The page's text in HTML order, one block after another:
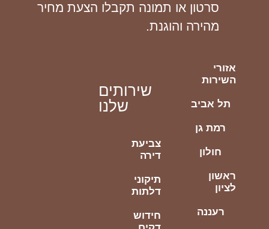
סרטון או תמונה תקבלו הצעת מחיר
מהירה והוגנת.
אזורי
השירות
תל אביב
רמת גן
חולון
ראשון
לציון
רעננה
שירותים
שלנו
צביעת
דירה
תיקוני
דלתות
חידוש